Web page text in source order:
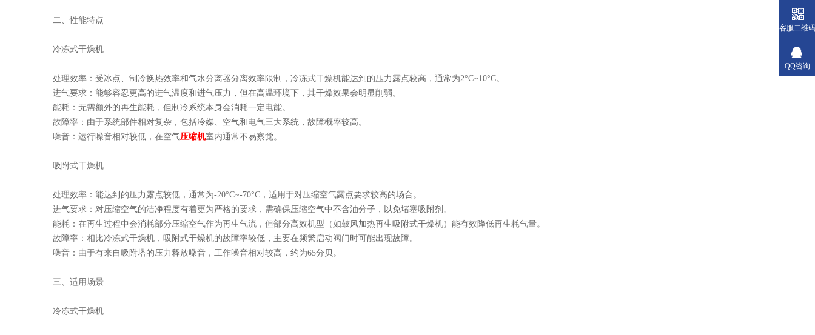
二、性能特点
冷冻式干燥机
处理效率：受冰点、制冷换热效率和气水分离器分离效率限制，冷冻式干燥机能达到的压力露点较高，通常为2°C~10°C。
进气要求：能够容忍更高的进气温度和进气压力，但在高温环境下，其干燥效果会明显削弱。
能耗：无需额外的再生能耗，但制冷系统本身会消耗一定电能。
故障率：由于系统部件相对复杂，包括冷媒、空气和电气三大系统，故障概率较高。
噪音：运行噪音相对较低，在空气压缩机室内通常不易察觉。
吸附式干燥机
处理效率：能达到的压力露点较低，通常为-20°C~-70°C，适用于对压缩空气露点要求较高的场合。
进气要求：对压缩空气的洁净程度有着更为严格的要求，需确保压缩空气中不含油分子，以免堵塞吸附剂。
能耗：在再生过程中会消耗部分压缩空气作为再生气流，但部分高效机型（如鼓风加热再生吸附式干燥机）能有效降低再生耗气量。
故障率：相比冷冻式干燥机，吸附式干燥机的故障率较低，主要在频繁启动阀门时可能出现故障。
噪音：由于有来自吸附塔的压力释放噪音，工作噪音相对较高，约为65分贝。
三、适用场景
冷冻式干燥机
客服二维码
QQ咨询